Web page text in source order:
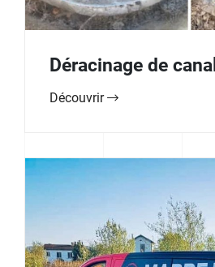
Déracinage de
Découvrir